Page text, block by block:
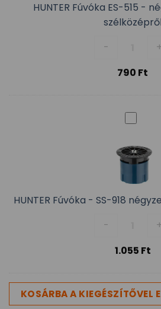
HUNTER Fúvóka ES-515 -
szélközépről
-
+
790 Ft
HUNTER Fúvóka - SS-918
-
+
1.055 Ft
KOSÁRBA A KIEGÉSZÍTŐVEL